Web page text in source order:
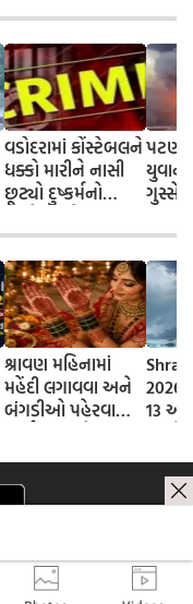
વડોદરામાં કોંસ્ટેબલને
ધક્કો મારીને નાસી
છૂટ્યો દુષ્કર્મનો
લાગી પોલીસ
ગુસ્સે
અનેક
ચાંપી
શ્રાવણ મહિનામાં
મહેંદી લગાવવા અને
બંગડીઓ પહેરવાના
2026
13